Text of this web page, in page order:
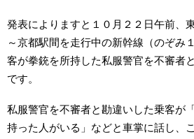
発表によりますと１０月２２日午前、
～京都駅間を走行中の新幹線（のぞみ
客が拳銃を所持した私服警官を不審者
です。
私服警官を不審者と勘違いした乗客が
持った人がいる」などと車掌に話し、